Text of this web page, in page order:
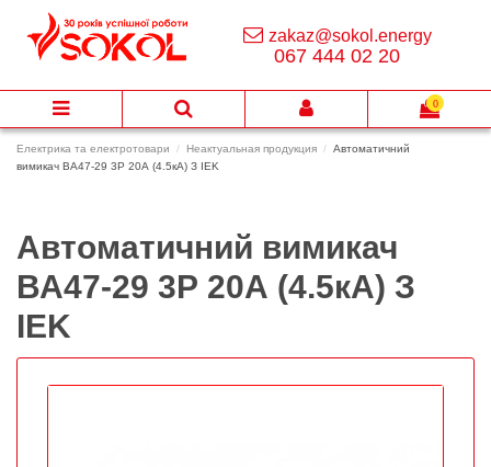
Електрика та електротовари Неактуальная продукция
Автоматичний
вимикач ВА47-29 3Р 20А (4.5кА) З IEK
Автоматичний вимикач
ВА47-29 3Р 20А (4.5кА) З
IEK
zakaz@sokol.energy
067 444 02 20
0